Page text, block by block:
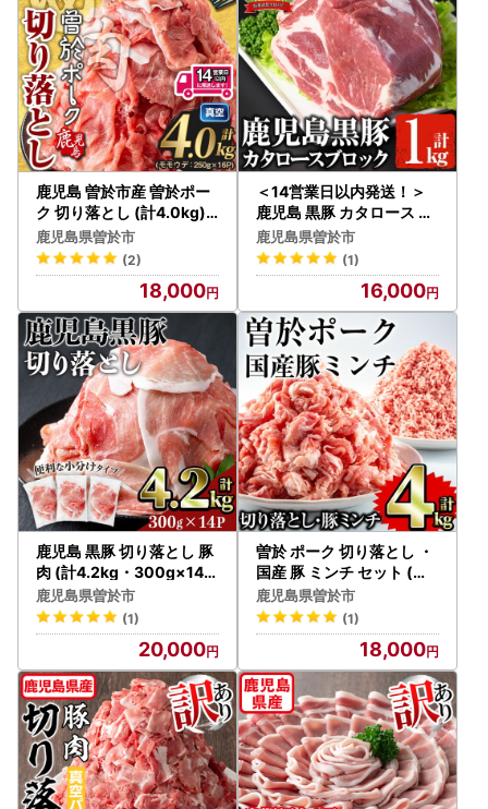
鹿児島 曽於市産 曽於ポー
ク 切り落とし (計4.0kg)
【Rana】A812-v01
鹿児島県曽於市
(2)
18,000
＜14営業日以内発送！＞
鹿児島 黒豚 カタロース ブ
ロック(1kg) 豚肉【佐多精
肉店】B79-v03
鹿児島県曽於市
(1)
16,000
鹿児島 黒豚 切り落とし 豚
肉 (計4.2kg・300g×14P
) 【居食肉】A834
鹿児島県曽於市
(1)
20,000
曽於 ポーク 切り落とし ・
国産 豚 ミンチ セット (合
計4kg) 国産 肉 鹿児島県産
【Rana】A417-v02
鹿児島県曽於市
(1)
18,000